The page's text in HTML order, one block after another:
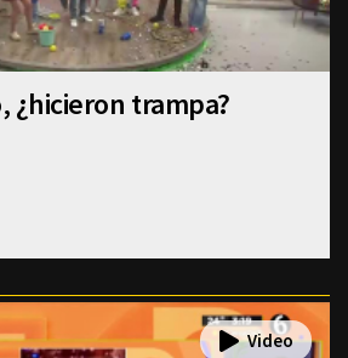
¿hicieron trampa?